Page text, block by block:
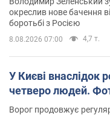
окреслив нове бачення
боротьбі з Росією
8.08.2026 07:00 4,7 т.
У Києві внаслідок
четверо людей.
Ворог продовжує